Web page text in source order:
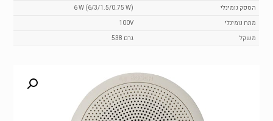
6 W (6/3/1.5/0.75 W)
הספק נומינלי
100V
מתח נומינלי
538 גרם
משקל